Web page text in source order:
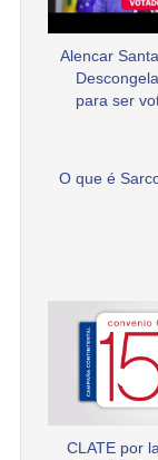
Alencar
para ser
O que é
CLATE por